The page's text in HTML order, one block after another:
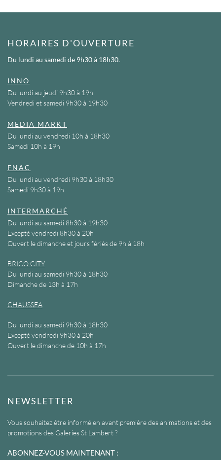
HORAIRES D'OUVERTURE
Du lundi au samedi de 9h30 à 18h30.
INNO
Du lundi au jeudi 9h30 à 19h
Vendredi et samedi 9h30 à 19h30
MEDIA MARKT
Du lundi au vendredi 10h à 18h30
Samedi 10h à 19h
FNAC
Du lundi au vendredi 9h30 à 18h30
Samedi 9h30 à 19h
INTERMARCHÉ
Du lundi au samedi 8h30 à 19h30
Excepté vendredi 8h30 à 20h
Ouvert le dimanche et jours fériés de 9h à 18h
BRICO CITY
Du lundi au samedi 9h30 à 18h30
Dimanche de 13h à 17h
CHAUSSEA
Du lundi au samedi 9h30 à 18h30
Excepté vendredi 9h30 à 20h
Ouvert le dimanche de 10h à 17h
NEWSLETTER
Vous souhaitez être informé en avant première des animations et des
promotions des Galeries St Lambert ?
ABONNEZ-VOUS MAINTENANT :